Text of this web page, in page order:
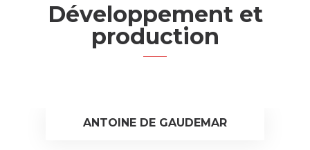
Développement et
production
ANTOINE DE GAUDEMAR